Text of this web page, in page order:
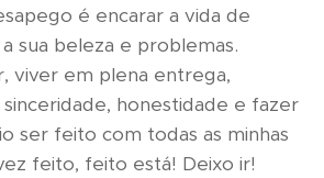
é encarar a vida de
sua beleza e problemas.
viver em plena entrega,
honestidade e fazer
ser feito com todas as minhas
feito, feito está! Deixo ir!